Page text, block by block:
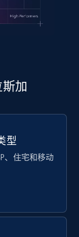
加
型
、住宅和移动